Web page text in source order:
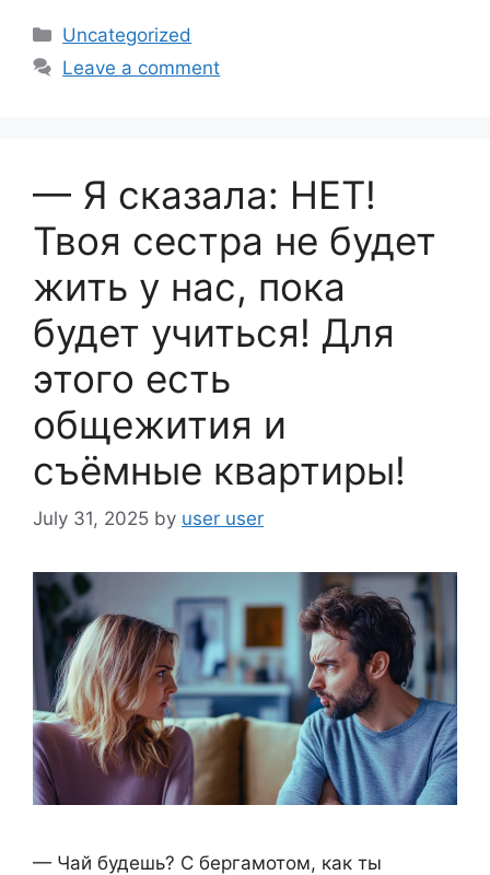
c
e
k
Categories
Uncategorized
Leave a comment
— Я сказала: НЕТ!
Твоя сестра не будет
жить у нас, пока
будет учиться! Для
этого есть
общежития и
съёмные квартиры!
July 31, 2025 by user user
— Чай будешь? С бергамотом, как ты